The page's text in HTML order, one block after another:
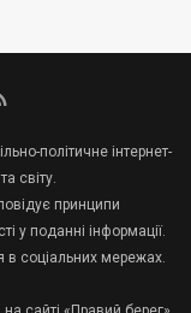
політичне інтернет-
світу.
принципи
у поданні інформації.
в соціальних мережах.